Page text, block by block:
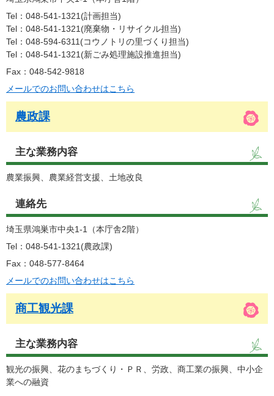
Tel：048-541-1321 計画担当
Tel：048-541-1321 廃棄物・リサイクル担当
Tel：048-594-6311 コウノトリの里づくり担当
Tel：048-541-1321 新ごみ処理施設推進担当
Fax：048-542-9818
メールでのお問い合わせはこちら
農政課
主な業務内容
農業振興、農業経営支援、土地改良
連絡先
埼玉県鴻巣市中央1-1（本庁舎2階）
Tel：048-541-1321 農政課
Fax：048-577-8464
メールでのお問い合わせはこちら
商工観光課
主な業務内容
観光の振興、花のまちづくり・ＰＲ、労政、商工業の振興、中小企
業への融資